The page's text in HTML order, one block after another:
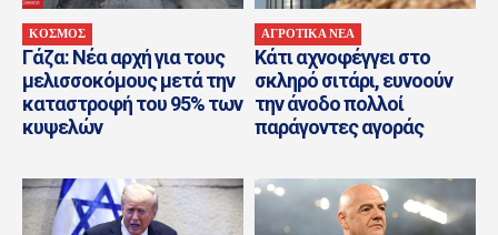
ΚΟΣΜΟΣ
Γάζα: Νέα αρχή για τους
μελισσοκόμους μετά την
καταστροφή του 95% των
κυψελών
ΑΓΡΟΤΙΚΑ ΝΕΑ
Κάτι αχνοφέγγει στο
σκληρό σιτάρι, ευνοούν
την άνοδο πολλοί
παράγοντες αγοράς